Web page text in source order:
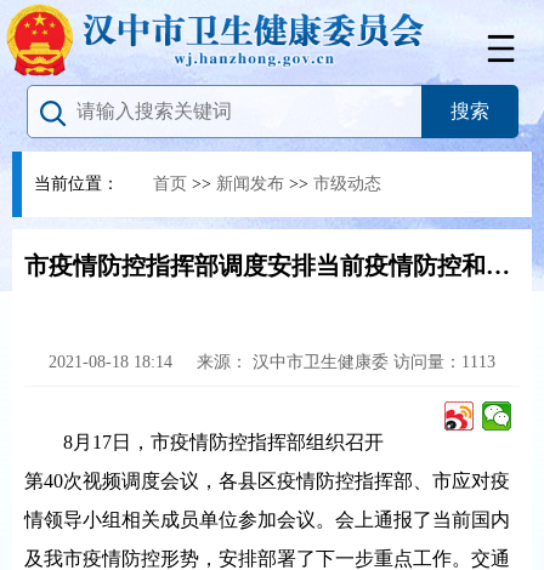
当前位置： 首页 >> 新闻发布 >> 市级动态
市疫情防控指挥部调度安排当前疫情防控和疫苗接种工作
2021-08-18 18:14 来源： 汉中市卫生健康委 访问量： 1113
8月17日，市疫情防控指挥部组织召开
第40次视频调度会议，各县区疫情防控指挥部、市应对疫
情领导小组相关成员单位参加会议。会上通报了当前国内
及我市疫情防控形势，安排部署了下一步重点工作。交通